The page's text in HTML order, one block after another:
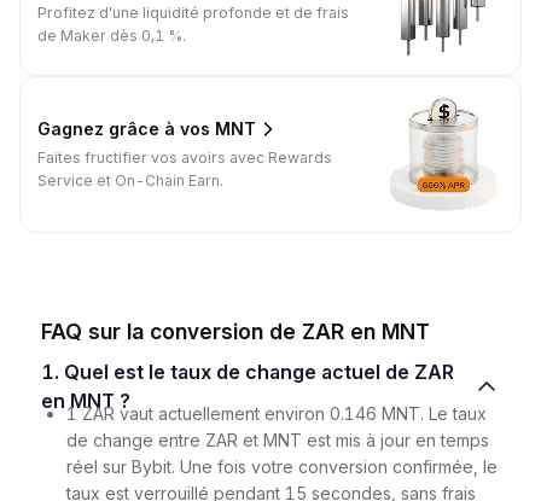
Profitez d'une liquidité profonde et de frais
de Maker dès 0,1 %.
Gagnez grâce à vos MNT
Faites fructifier vos avoirs avec Rewards
Service et On-Chain Earn.
FAQ sur la conversion de ZAR en MNT
1. Quel est le taux de change actuel de ZAR
en MNT ?
1 ZAR vaut actuellement environ 0.146 MNT. Le taux
de change entre ZAR et MNT est mis à jour en temps
réel sur Bybit. Une fois votre conversion confirmée, le
taux est verrouillé pendant 15 secondes, sans frais